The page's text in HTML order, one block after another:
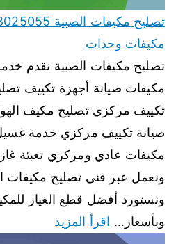
مكيفات وحدات
مكيفات صيانة أجهزة تكييف
تكييف مركزي تصليح مكيف
صيانة تكييف مركزي خدمة
مكيفات عادي ومركزي تعبئة
ونعمل عبر فني تصليح
ونستورد أفضل قطع الغيار
وبأسعار… اقرأ المزيد